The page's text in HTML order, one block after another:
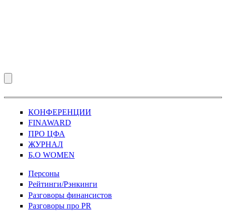
КОНФЕРЕНЦИИ
FINAWARD
ПРО ЦФА
ЖУРНАЛ
Б.О WOMEN
Персоны
Рейтинги/Рэнкинги
Разговоры финансистов
Разговоры про PR